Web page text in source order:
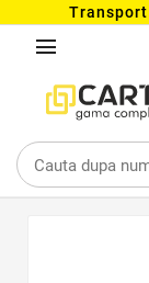
Transport
menu